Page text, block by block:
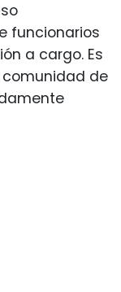
funcionarios
a cargo. Es
de